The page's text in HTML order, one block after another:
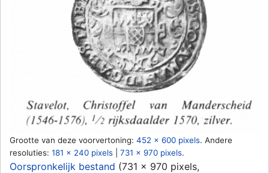
Grootte van deze voorvertoning: 452 × 600 pixels. Andere
resoluties: 181 × 240 pixels 731 × 970 pixels.
Oorspronkelijk bestand (731 × 970 pixels,